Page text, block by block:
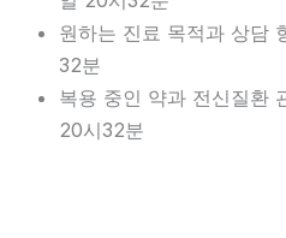
원하는 진료 목적과 상담
32분
복용 중인 약과 전신질환
20시32분